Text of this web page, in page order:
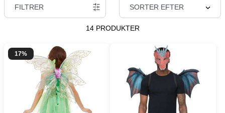
FILTRER SORTER EFTER
14 PRODUKTER
17%